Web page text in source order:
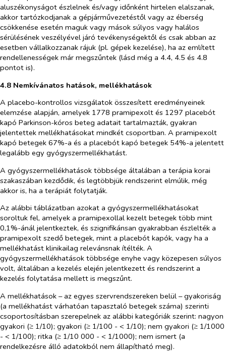
aluszékonyságot észlelnek és/vagy időnként hirtelen elalszanak,
akkor tartózkodjanak a gépjárművezetéstől vagy az éberség
csökkenése esetén maguk vagy mások súlyos vagy halálos
sérülésének veszélyével járó tevékenységektől és csak abban az
esetben vállalkozzanak rájuk (pl. gépek kezelése), ha az említett
rendellenességek már megszűntek (lásd még a 4.4, 4.5 és 4.8
pontot is).
4.8 Nemkívánatos hatások, mellékhatások
A placebo-kontrollos vizsgálatok összesített eredményeinek
elemzése alapján, amelyek 1778 pramipexolt és 1297 placebót
kapó Parkinson-kóros beteg adatait tartalmazták, gyakran
jelentettek mellékhatásokat mindkét csoportban. A pramipexolt
kapó betegek 67%-a és a placebót kapó betegek 54%-a jelentett
legalább egy gyógyszermellékhatást.
A gyógyszermellékhatások többsége általában a terápia korai
szakaszában kezdődik, és legtöbbjük rendszerint elmúlik, még
akkor is, ha a terápiát folytatják.
Az alábbi táblázatban azokat a gyógyszermellékhatásokat
soroltuk fel, amelyek a pramipexollal kezelt betegek több mint
0,1%-ánál jelentkeztek, és szignifikánsan gyakrabban észlelték a
pramipexolt szedő betegek, mint a placebót kapók, vagy ha a
mellékhatást klinikailag relevánsnak ítélték. A
gyógyszermellékhatások többsége enyhe vagy közepesen súlyos
volt, általában a kezelés elején jelentkezett és rendszerint a
kezelés folytatása mellett is megszűnt.
A mellékhatások – az egyes szervrendszereken belül – gyakoriság
(a mellékhatást várhatóan tapasztaló betegek száma) szerinti
csoportosításban szerepelnek az alábbi kategóriák szerint: nagyon
gyakori (≥ 1/10); gyakori (≥ 1/100 - < 1/10); nem gyakori (≥ 1/1000
- < 1/100); ritka (≥ 1/10 000 - < 1/1000); nem ismert (a
rendelkezésre álló adatokból nem állapítható meg).